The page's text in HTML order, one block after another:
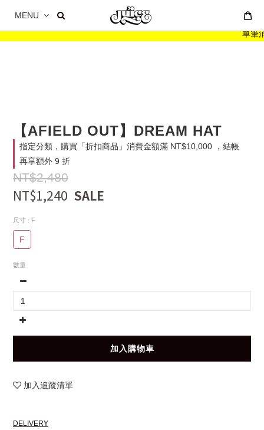
單筆消
MENU
【AFIELD OUT】DREAM HAT
指定分類，購買「折扣商品」消費金額滿 NT$10,000 ，結帳
再享額外 9 折
NT$2,480
NT$1,240
尺寸 : F
F
數量
加入購物車
加入追蹤清單
DELIVERY